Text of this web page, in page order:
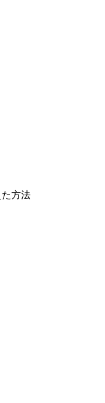
方法